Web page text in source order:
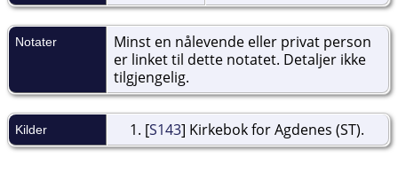
Notater
Minst en nålevende eller privat person
er linket til dette notatet. Detaljer ikke
tilgjengelig.
Kilder [S143] Kirkebok for Agdenes (ST).